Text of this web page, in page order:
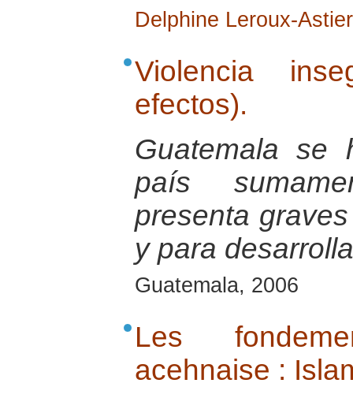
Delphine Leroux-Astier
Violencia
efectos).
Guatemala se
país
presenta
y para
Guatemala, 2006
Les
acehnaise :